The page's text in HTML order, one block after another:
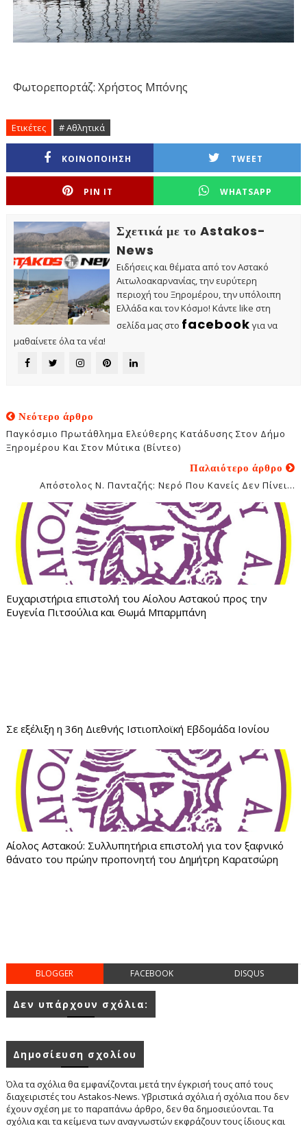
Φωτορεπορτάζ: Χρήστος Μπόνης
Ετικέτες # Αθλητικά
ΚΟΙΝΟΠΟΙΗΣΗ TWEET
PIN IT WHATSAPP
Σχετικά με το Astakos-
News
Ειδήσεις και θέματα από τον Αστακό
Αιτωλοακαρνανίας, την ευρύτερη
περιοχή του Ξηρομέρου, την υπόλοιπη
Ελλάδα και τον Κόσμο! Κάντε like στη
σελίδα μας στο facebook για να
μαθαίνετε όλα τα νέα!
Νεότερο άρθρο
Παγκόσμιο Πρωτάθλημα Ελεύθερης Κατάδυσης Στον Δήμο
Ξηρομέρου Και Στον Μύτικα (βίντεο)
Παλαιότερο άρθρο
Απόστολος Ν. Πανταζής: Νερό Που Κανείς Δεν Πίνει...
Ευχαριστήρια επιστολή του Αίολου Αστακού προς την
Ευγενία Πιτσούλια και Θωμά Μπαρμπάνη
Σε εξέλιξη η 36η Διεθνής Ιστιοπλοϊκή Εβδομάδα Ιονίου
Αίολος Αστακού: Συλλυπητήρια επιστολή για τον ξαφνικό
θάνατο του πρώην προπονητή του Δημήτρη Καρατσώρη
BLOGGER FACEBOOK DISQUS
Δεν υπάρχουν σχόλια:
Δημοσίευση σχολίου
Όλα τα σχόλια θα εμφανίζονται μετά την έγκρισή τους από τους
διαχειριστές του Astakos-News. Υβριστικά σχόλια ή σχόλια που δεν
έχουν σχέση με το παραπάνω άρθρο, δεν θα δημοσιεύονται. Τα
σχόλια και τα κείμενα των αναγνωστών εκφράζουν τους ίδιους και